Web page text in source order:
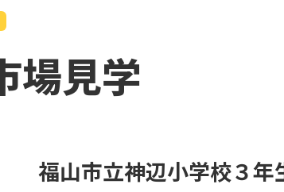
場見学
福山市立神辺小学校３年